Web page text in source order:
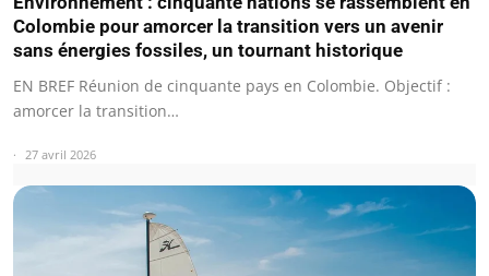
Colombie pour amorcer la transition vers un avenir
sans énergies fossiles, un tournant historique
EN BREF Réunion de cinquante pays en Colombie. Objectif :
amorcer la transition…
27 avril 2026